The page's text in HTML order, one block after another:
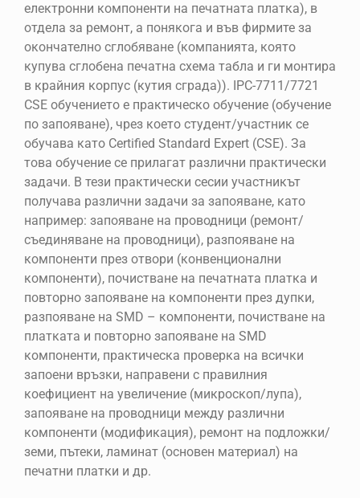
електронни компоненти на печатната платка), в
отдела за ремонт, а понякога и във фирмите за
окончателно сглобяване (компанията, която
купува сглобена печатна схема табла и ги монтира
в крайния корпус (кутия сграда)). IPC-7711/7721
CSE обучението е практическо обучение (обучение
по запояване), чрез което студент/участник се
обучава като Certified Standard Expert (CSE). За
това обучение се прилагат различни практически
задачи. В тези практически сесии участникът
получава различни задачи за запояване, като
например: запояване на проводници (ремонт/
съединяване на проводници), разпояване на
компоненти през отвори (конвенционални
компоненти), почистване на печатната платка и
повторно запояване на компоненти през дупки,
разпояване на SMD – компоненти, почистване на
платката и повторно запояване на SMD
компоненти, практическа проверка на всички
запоени връзки, направени с правилния
коефициент на увеличение (микроскоп/лупа),
запояване на проводници между различни
компоненти (модификация), ремонт на подложки/
земи, пътеки, ламинат (основен материал) на
печатни платки и др.